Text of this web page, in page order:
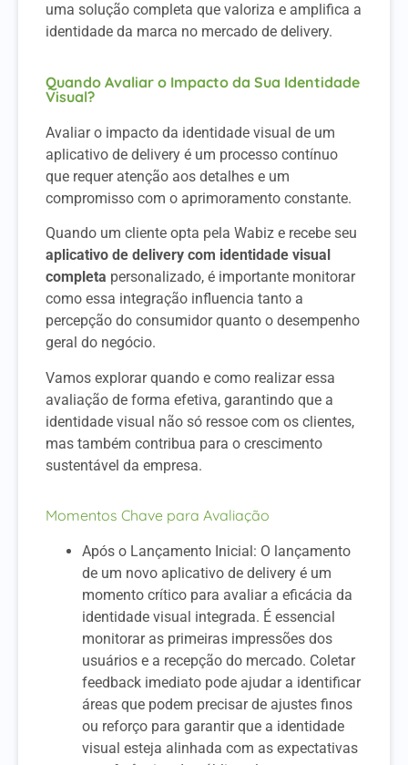
uma solução completa que valoriza e amplifica a
identidade da marca no mercado de delivery.
Quando Avaliar o Impacto da Sua Identidade
Visual?
Avaliar o impacto da identidade visual de um
aplicativo de delivery é um processo contínuo
que requer atenção aos detalhes e um
compromisso com o aprimoramento constante.
Quando um cliente opta pela Wabiz e recebe seu
aplicativo de delivery com identidade visual
completa personalizado, é importante monitorar
como essa integração influencia tanto a
percepção do consumidor quanto o desempenho
geral do negócio.
Vamos explorar quando e como realizar essa
avaliação de forma efetiva, garantindo que a
identidade visual não só ressoe com os clientes,
mas também contribua para o crescimento
sustentável da empresa.
Momentos Chave para Avaliação
Após o Lançamento Inicial: O lançamento
de um novo aplicativo de delivery é um
momento crítico para avaliar a eficácia da
identidade visual integrada. É essencial
monitorar as primeiras impressões dos
usuários e a recepção do mercado. Coletar
feedback imediato pode ajudar a identificar
áreas que podem precisar de ajustes finos
ou reforço para garantir que a identidade
visual esteja alinhada com as expectativas